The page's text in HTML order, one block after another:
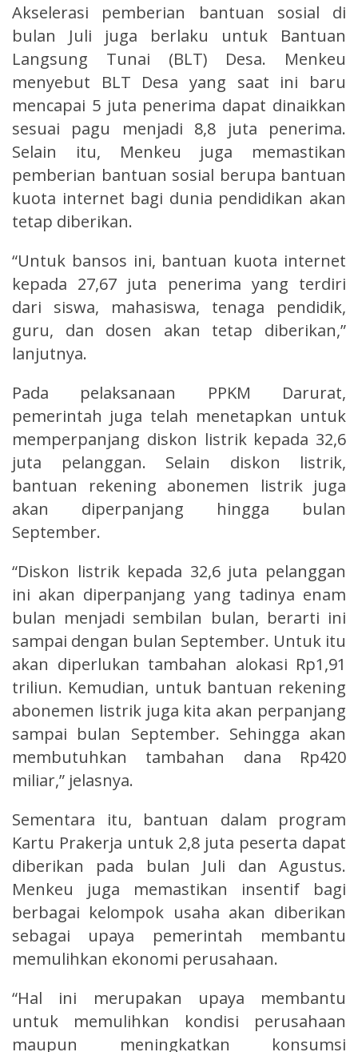
Akselerasi pemberian bantuan sosial di
bulan Juli juga berlaku untuk Bantuan
Langsung Tunai (BLT) Desa. Menkeu
menyebut BLT Desa yang saat ini baru
mencapai 5 juta penerima dapat dinaikkan
sesuai pagu menjadi 8,8 juta penerima.
Selain itu, Menkeu juga memastikan
pemberian bantuan sosial berupa bantuan
kuota internet bagi dunia pendidikan akan
tetap diberikan.
“Untuk bansos ini, bantuan kuota internet
kepada 27,67 juta penerima yang terdiri
dari siswa, mahasiswa, tenaga pendidik,
guru, dan dosen akan tetap diberikan,”
lanjutnya.
Pada pelaksanaan PPKM Darurat,
pemerintah juga telah menetapkan untuk
memperpanjang diskon listrik kepada 32,6
juta pelanggan. Selain diskon listrik,
bantuan rekening abonemen listrik juga
akan diperpanjang hingga bulan
September.
“Diskon listrik kepada 32,6 juta pelanggan
ini akan diperpanjang yang tadinya enam
bulan menjadi sembilan bulan, berarti ini
sampai dengan bulan September. Untuk itu
akan diperlukan tambahan alokasi Rp1,91
triliun. Kemudian, untuk bantuan rekening
abonemen listrik juga kita akan perpanjang
sampai bulan September. Sehingga akan
membutuhkan tambahan dana Rp420
miliar,” jelasnya.
Sementara itu, bantuan dalam program
Kartu Prakerja untuk 2,8 juta peserta dapat
diberikan pada bulan Juli dan Agustus.
Menkeu juga memastikan insentif bagi
berbagai kelompok usaha akan diberikan
sebagai upaya pemerintah membantu
memulihkan ekonomi perusahaan.
“Hal ini merupakan upaya membantu
untuk memulihkan kondisi perusahaan
maupun meningkatkan konsumsi